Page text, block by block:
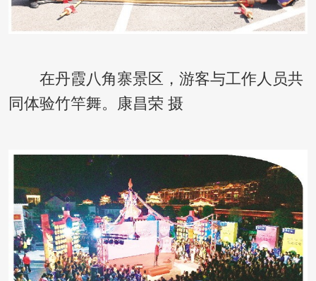
在丹霞八角寨景区，游客与工作人员共
同体验竹竿舞。康昌荣 摄